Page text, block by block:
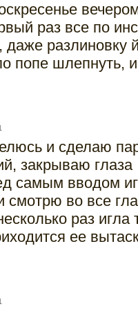
раз все по
даже разлиновку
попе шлепнуть,
и сделаю
закрываю глаза
самым вводом
смотрю во все
раз игла
ее